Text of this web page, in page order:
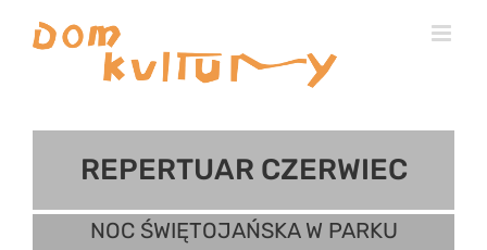
REPERTUAR CZERWIEC
NOC ŚWIĘTOJAŃSKA W PARKU